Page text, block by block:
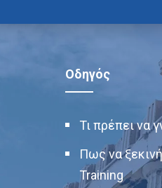
Οδηγός
Τι πρέπει να
Πως να
Training